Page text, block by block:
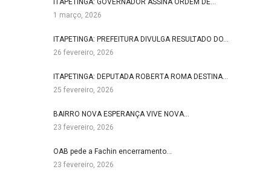
ITAPETINGA: GOVERNADOR ASSINA ORDEM DE…
1 março, 2026
ITAPETINGA: PREFEITURA DIVULGA RESULTADO DO…
26 fevereiro, 2026
ITAPETINGA: DEPUTADA ROBERTA ROMA DESTINA…
25 fevereiro, 2026
BAIRRO NOVA ESPERANÇA VIVE NOVA…
23 fevereiro, 2026
OAB pede a Fachin encerramento…
23 fevereiro, 2026